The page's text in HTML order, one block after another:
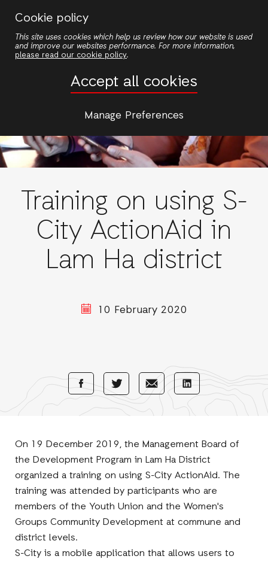
Cookie policy
This site uses cookies which help us review how our website is used
and improve our websites performance. For more information,
please read our cookie policy.
Accept all cookies
Manage Preferences
nội
Training on using S-
City ActionAid in
Lam Ha district
10 February 2020
Share
with
Share
with
Share
with
Share
with
On 19 December 2019, the Management Board of
the Development Program in Lam Ha District
organized a training on using S-City ActionAid. The
training was attended by participants who are
members of the Youth Union and the Women's
Groups Community Development at commune and
district levels.
S-City is a mobile application that allows users to